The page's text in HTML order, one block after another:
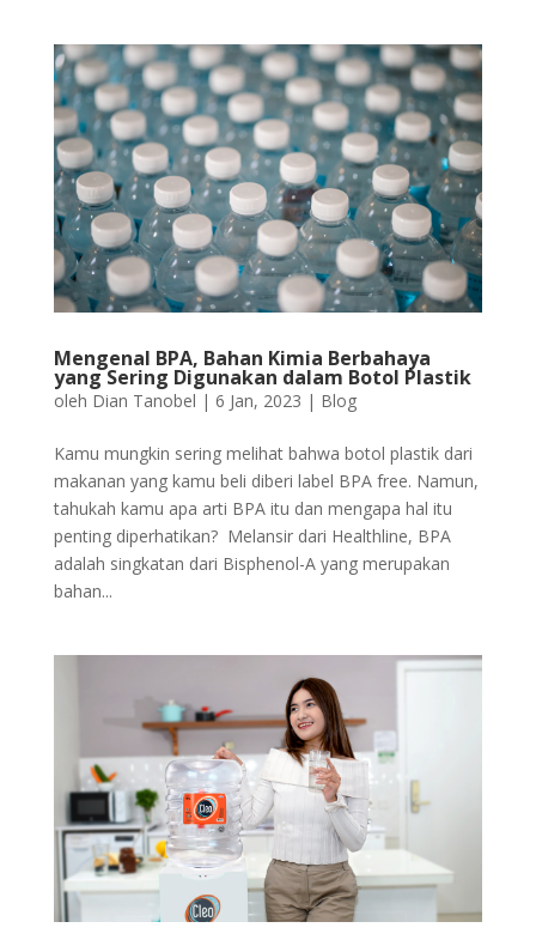
Mengenal BPA, Bahan Kimia Berbahaya
yang Sering Digunakan dalam Botol Plastik
oleh Dian Tanobel | 6 Jan, 2023 | Blog
Kamu mungkin sering melihat bahwa botol plastik dari
makanan yang kamu beli diberi label BPA free. Namun,
tahukah kamu apa arti BPA itu dan mengapa hal itu
penting diperhatikan? Melansir dari Healthline, BPA
adalah singkatan dari Bisphenol-A yang merupakan
bahan...